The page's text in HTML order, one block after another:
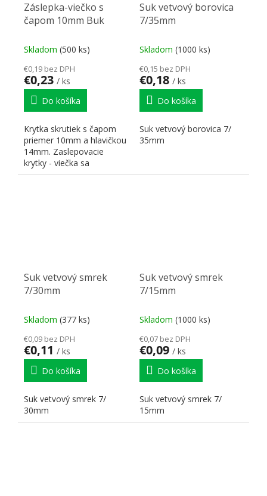
Záslepka-viečko s
čapom 10mm Buk
Skladom (500 ks)
€0,19 bez DPH
€0,23 / ks
Do košíka
Krytka skrutiek s čapom
priemer 10mm a hlavičkou
14mm. Zaslepovacie
krytky - viečka sa
používajú na prekrytie
Suk vetvový borovica
7/35mm
Skladom (1000 ks)
€0,15 bez DPH
€0,18 / ks
Do košíka
Suk vetvový borovica 7/
35mm
Suk vetvový smrek
7/30mm
Skladom (377 ks)
€0,09 bez DPH
€0,11 / ks
Do košíka
Suk vetvový smrek 7/
30mm
Suk vetvový smrek
7/15mm
Skladom (1000 ks)
€0,07 bez DPH
€0,09 / ks
Do košíka
Suk vetvový smrek 7/
15mm